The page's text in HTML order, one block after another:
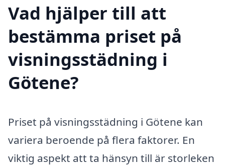
Vad hjälper till att
bestämma priset på
visningsstädning i
Götene?
Priset på visningsstädning i Götene kan
variera beroende på flera faktorer. En
viktig aspekt att ta hänsyn till är storleken